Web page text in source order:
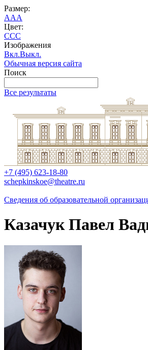
Размер:
AAA
Цвет:
CCC
Изображения
Вкл.Выкл.
Обычная версия сайта
Поиск
Все результаты
+7 (495) 623-18-80
schepkinskoe@theatre.ru
Сведения об образовательной
Казачук Павел